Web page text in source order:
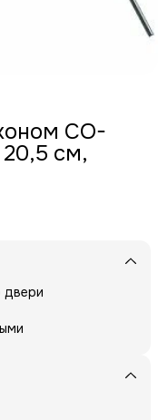
CO-
см,
двери